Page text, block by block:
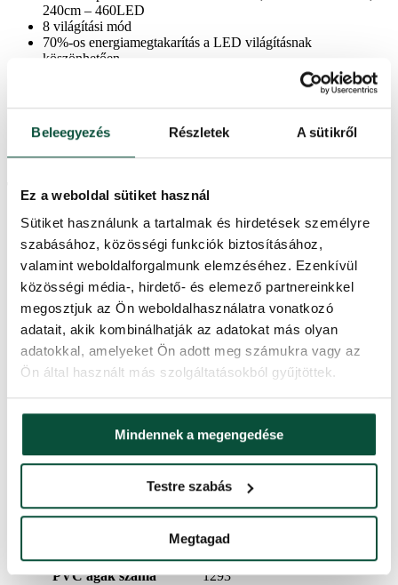
Beleegyezés Részletek A sütikről
Ez a weboldal sütiket használ
Sütiket használunk a tartalmak és hirdetések személyre
szabásához, közösségi funkciók biztosításához,
valamint weboldalforgalmunk elemzéséhez. Ezenkívül
közösségi média-, hirdető- és elemező partnereinkkel
megosztjuk az Ön weboldalhasználatra vonatkozó
adatait, akik kombinálhatják az adatokat más olyan
adatokkal, amelyeket Ön adott meg számukra vagy az
Ön által használt más szolgáltatásokból gyűjtöttek.
Mindennek a megengedése
Testre szabás
Megtagad
240cm – 460LED
8 világítási mód
70%-os energiamegtakarítás a LED világításnak
köszönhetően
könnyű kezelhetőség
vasszerkezet
egy stabil fémállvány mellékelve
Termékparaméterek
Magasság (állvánnyal) 240 cm
Szélesség 104cm
Ágak teljes száma 1293
A csúcs hosszúsága 15 cm
3D ágak száma
PVC ágak száma 1293